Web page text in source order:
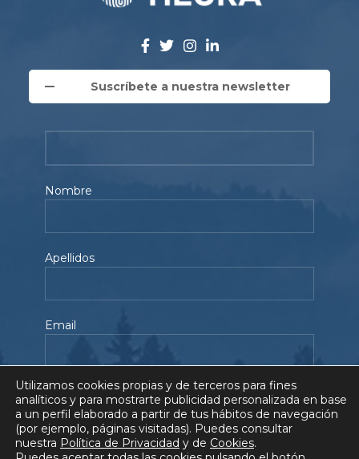
Suscríbete a nuestra newsletter
Nombre
Apellidos
Email
Teléfono
Utilizamos cookies propias y de terceros para fines
analíticos y para mostrarte publicidad personalizada en base
a un perfil elaborado a partir de tus hábitos de navegación
(por ejemplo, páginas visitadas). Puedes consultar
nuestra Política de Privacidad y de Cookies.